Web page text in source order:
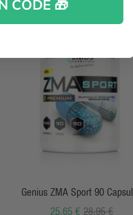
Genius ZMA Sport 90
28,95 €
25,65 €
CODE 🎁